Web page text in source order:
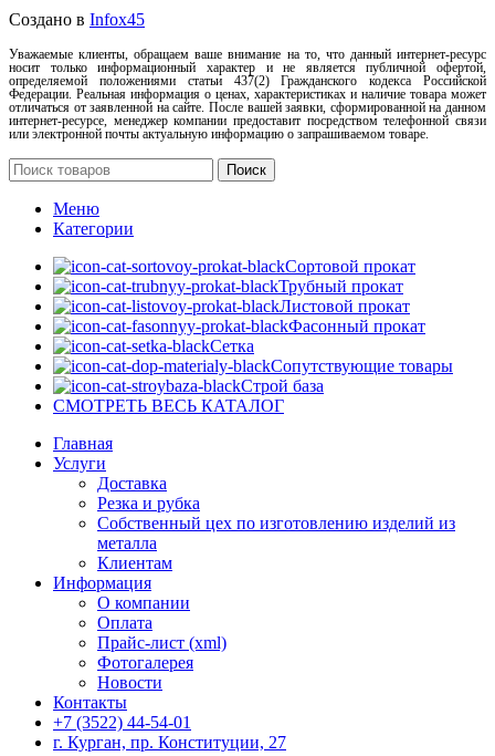
Создано в Infox45
Уважаемые клиенты, обращаем ваше внимание на то, что данный интернет-ресурс
носит только информационный характер и не является публичной офертой,
определяемой положениями статьи 437(2) Гражданского кодекса Российской
Федерации. Реальная информация о ценах, характеристиках и наличие товара может
отличаться от заявленной на сайте. После вашей заявки, сформированной на данном
интернет-ресурсе, менеджер компании предоставит посредством телефонной связи
или электронной почты актуальную информацию о запрашиваемом товаре.
Поиск
Меню
Категории
Сортовой прокат
Трубный прокат
Листовой прокат
Фасонный прокат
Сетка
Сопутствующие товары
Строй база
СМОТРЕТЬ ВЕСЬ КАТАЛОГ
Главная
Услуги
Доставка
Резка и рубка
Собственный цех по изготовлению изделий из
металла
Клиентам
Информация
О компании
Оплата
Прайс-лист (xml)
Фотогалерея
Новости
Контакты
+7 (3522) 44-54-01
г. Курган, пр. Конституции, 27